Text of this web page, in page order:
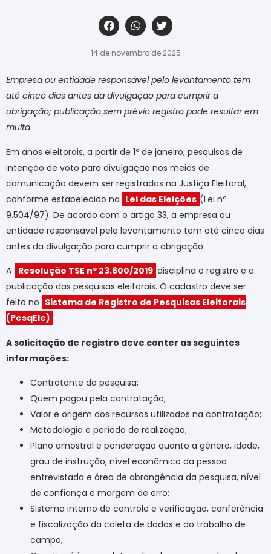
‎ ‎ ‎ ‎ ‎ ‎ ‎ ‎ ‎ ‎ ‎ ‎ ‎ ‎ ‎ ‎ ‎ ‎ ‎ ‎ ‎ ‎ ‎ ‎ ‎ ‎ ‎ ‎ ‎ ‎ ‎
14 de novembro de 2025
Empresa ou entidade responsável pelo levantamento tem
até cinco dias antes da divulgação para cumprir a
obrigação; publicação sem prévio registro pode resultar em
multa
Em anos eleitorais, a partir de 1º de janeiro, pesquisas de
intenção de voto para divulgação nos meios de
comunicação devem ser registradas na Justiça Eleitoral,
conforme estabelecido na Lei das Eleições (Lei nº
9.504/97). De acordo com o artigo 33, a empresa ou
entidade responsável pelo levantamento tem até cinco dias
antes da divulgação para cumprir a obrigação.
A Resolução TSE nº 23.600/2019 disciplina o registro e a
publicação das pesquisas eleitorais. O cadastro deve ser
feito no Sistema de Registro de Pesquisas Eleitorais
(PesqEle) .
A solicitação de registro deve conter as seguintes
informações:
Contratante da pesquisa;
Quem pagou pela contratação;
Valor e origem dos recursos utilizados na contratação;
Metodologia e período de realização;
Plano amostral e ponderação quanto a gênero, idade,
grau de instrução, nível econômico da pessoa
entrevistada e área de abrangência da pesquisa, nível
de confiança e margem de erro;
Sistema interno de controle e verificação, conferência
e fiscalização da coleta de dados e do trabalho de
campo;